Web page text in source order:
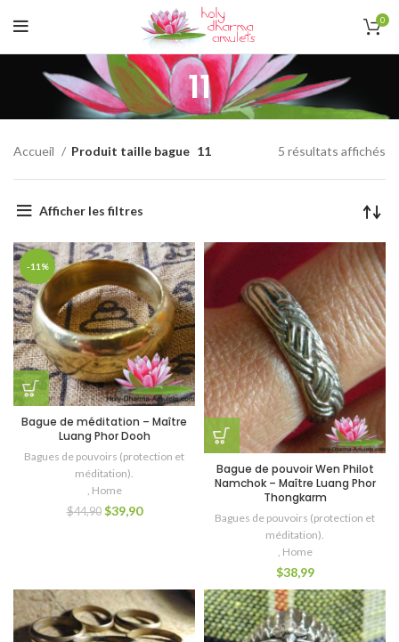
0
11
Accueil Produit taille bague 11 5 résultats affichés
Afficher les filtres
-11%
Bague de méditation – Maître
Luang Phor Dooh
Bagues de pouvoirs (protection et
méditation).
Home
$44,90 $39,90
Bague de pouvoir Wen Philot
Namchok – Maître Luang Phor
Thongkarm
Bagues de pouvoirs (protection et
méditation).
, Home
$38,99